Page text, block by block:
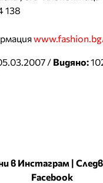
138
/ Видяно:
в Инстаграм |
Facebook